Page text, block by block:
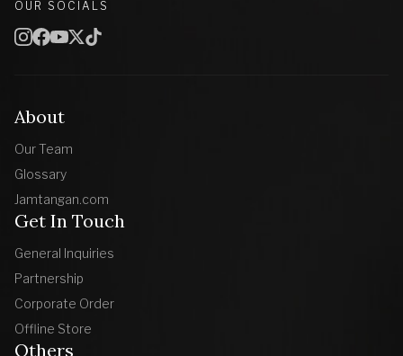
About
Our Team
Glossary
Jamtangan.com
Get In Touch
General Inquiries
Partnership
Corporate Order
Offline Store
Others
OUR SOCIALS